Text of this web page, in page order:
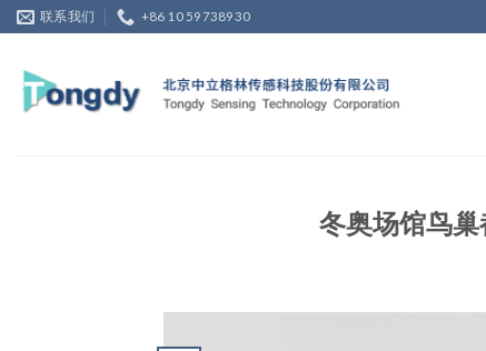
Skip
to
联系我们 +86 10 59738930
冬奥场馆鸟